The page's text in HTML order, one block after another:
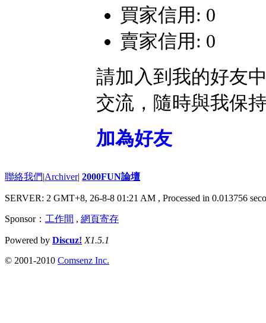
買家信用: 0
賣家信用: 0
請加入到我的好友
交流，隨時與我保
加為好友
聯絡我們|Archiver| 2000FUN論壇
SERVER: 2 GMT+8, 26-8-8 01:21 AM , Processed in 0.013756
Sponsor： 工作間 , 網頁寄存
Powered by Discuz! X1.5.1
© 2001-2010 Comsenz Inc.